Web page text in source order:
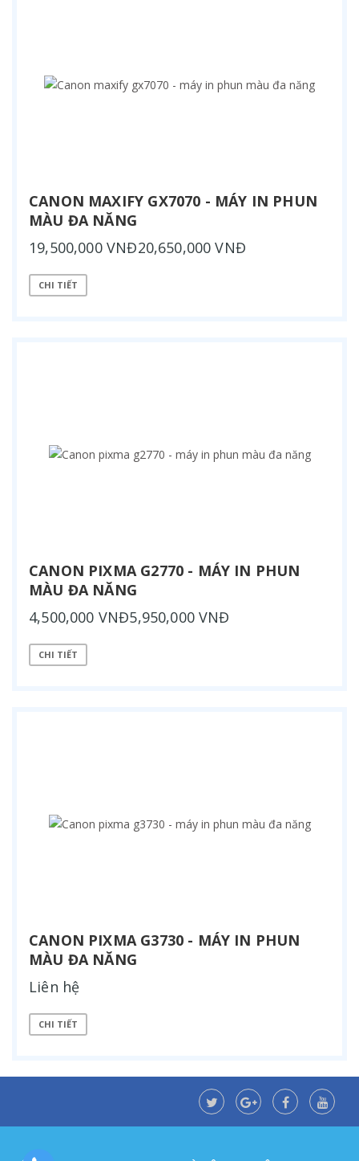
CANON MAXIFY GX7070 - MÁY IN PHUN
MÀU ĐA NĂNG
19,500,000 VNĐ20,650,000 VNĐ
CHI TIẾT
CANON PIXMA G2770 - MÁY IN PHUN
MÀU ĐA NĂNG
4,500,000 VNĐ5,950,000 VNĐ
CHI TIẾT
CANON PIXMA G3730 - MÁY IN PHUN
MÀU ĐA NĂNG
Liên hệ
CHI TIẾT